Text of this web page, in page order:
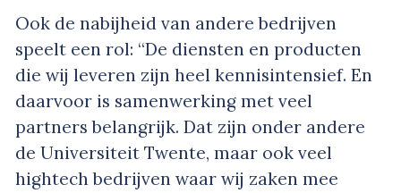
Ook de nabijheid van andere bedrijven
speelt een rol: “De diensten en producten
die wij leveren zijn heel kennisintensief. En
daarvoor is samenwerking met veel
partners belangrijk. Dat zijn onder andere
de Universiteit Twente, maar ook veel
hightech bedrijven waar wij zaken mee